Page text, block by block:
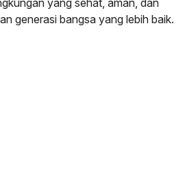
yang sehat, aman, dan
generasi bangsa yang lebih baik.